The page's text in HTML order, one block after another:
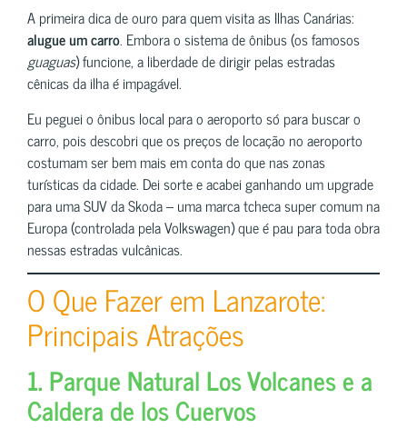
A primeira dica de ouro para quem visita as Ilhas Canárias:
alugue um carro. Embora o sistema de ônibus (os famosos
guaguas) funcione, a liberdade de dirigir pelas estradas
cênicas da ilha é impagável.
Eu peguei o ônibus local para o aeroporto só para buscar o
carro, pois descobri que os preços de locação no aeroporto
costumam ser bem mais em conta do que nas zonas
turísticas da cidade. Dei sorte e acabei ganhando um upgrade
para uma SUV da Skoda – uma marca tcheca super comum na
Europa (controlada pela Volkswagen) que é pau para toda obra
nessas estradas vulcânicas.
O Que Fazer em Lanzarote:
Principais Atrações
1. Parque Natural Los Volcanes e a
Caldera de los Cuervos